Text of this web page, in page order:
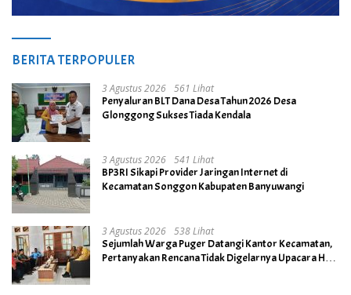
BERITA TERPOPULER
3 Agustus 2026 561 Lihat
Penyaluran BLT Dana Desa Tahun 2026 Desa
Glonggong Sukses Tiada Kendala
3 Agustus 2026 541 Lihat
BP3RI Sikapi Provider Jaringan Internet di
Kecamatan Songgon Kabupaten Banyuwangi
3 Agustus 2026 538 Lihat
Sejumlah Warga Puger Datangi Kantor Kecamatan,
Pertanyakan Rencana Tidak Digelarnya Upacara HUT